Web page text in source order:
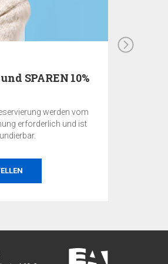
EA Benefit Program
EA BENEFIT Prgramm ist die
Kunden der Gesellschaft EuroAgentur